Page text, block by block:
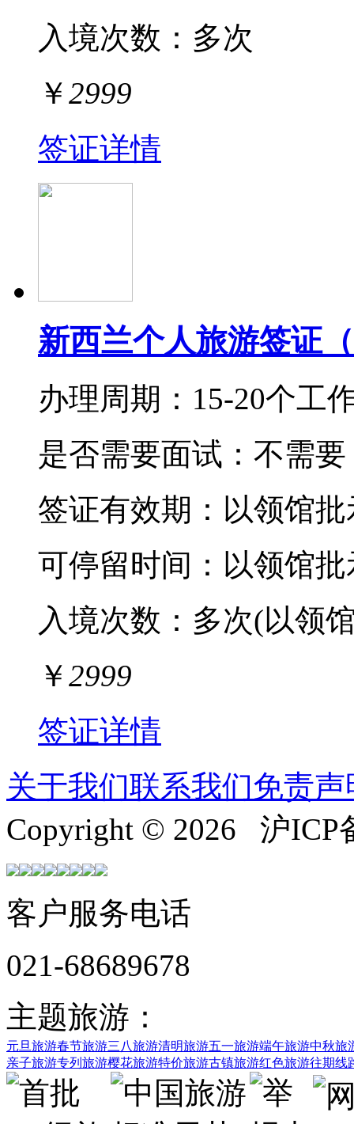
入境次数： 多次
￥2999
签证详情
新西兰个人旅游签证
办理周期：15-20个工
是否需要面试：不需要
签证有效期： 以领馆
可停留时间： 以领馆
入境次数： 多次(以领
￥2999
签证详情
关于我们联系我们免责声
Copyright © 2026 沪ICP
客户服务电话
021-68689678
主题旅游：
元旦旅游春节旅游三八旅游清明旅游五一旅游端午旅游中秋旅
亲子旅游专列旅游樱花旅游特价旅游古镇旅游红色旅游往期线